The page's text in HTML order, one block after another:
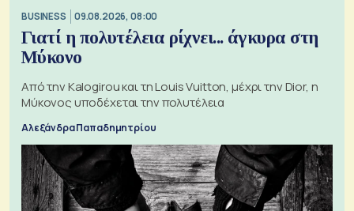
BUSINESS 09.08.2026, 08:00
Γιατί η πολυτέλεια ρίχνει... άγκυρα στη
Μύκονο
Από την Kalogirou και τη Louis Vuitton, μέχρι την Dior, η
Μύκονος υποδέχεται την πολυτέλεια
Αλεξάνδρα Παπαδημητρίου